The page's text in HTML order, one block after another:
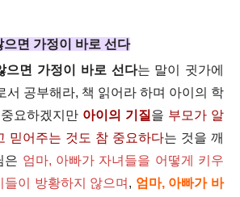
면 가정이 바로 선다
으면 가정이 바로 선다는 말이 귓가에
서 공부해라, 책 읽어라 하며 아이의 학
요하겠지만 아이의 기질 을 부모가 알
믿어주는 것도 참 중요하다는 것을 깨
은 엄마, 아빠가 자녀들을 어떻게 키우
들이 방황하지 않으며 , 엄마, 아빠가 바